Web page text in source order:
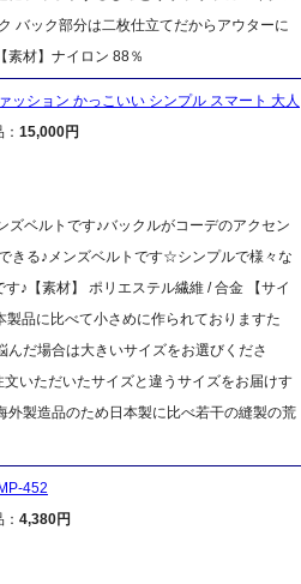
バック部分は二枚仕立てだからアウターに
素材】ナイロン 88％
ッション かっこいい シンプル スマート 大人
15,000円
ベルトです♪バックルがコーデのアクセン
きる♪メンズベルトです☆シンプルで様々な
♪【素材】 ポリエステル繊維 / 合金 【サイ
品に比べて小さめに作られておりますた
だ場合は大きいサイズをお選びくださ
いただいたサイズと違うサイズをお届けす
製造品のため日本製に比べ若干の縫製の荒
452
4,380円